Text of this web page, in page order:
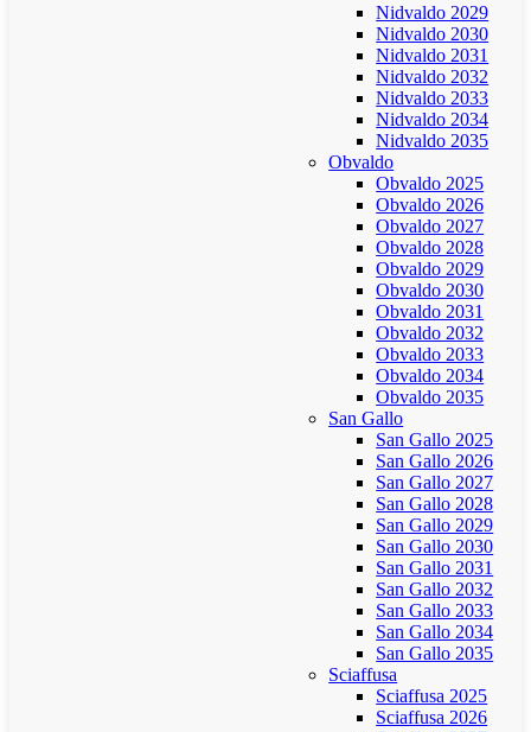
Nidvaldo 2029
Nidvaldo 2030
Nidvaldo 2031
Nidvaldo 2032
Nidvaldo 2033
Nidvaldo 2034
Nidvaldo 2035
Obvaldo
Obvaldo 2025
Obvaldo 2026
Obvaldo 2027
Obvaldo 2028
Obvaldo 2029
Obvaldo 2030
Obvaldo 2031
Obvaldo 2032
Obvaldo 2033
Obvaldo 2034
Obvaldo 2035
San Gallo
San Gallo 2025
San Gallo 2026
San Gallo 2027
San Gallo 2028
San Gallo 2029
San Gallo 2030
San Gallo 2031
San Gallo 2032
San Gallo 2033
San Gallo 2034
San Gallo 2035
Sciaffusa
Sciaffusa 2025
Sciaffusa 2026